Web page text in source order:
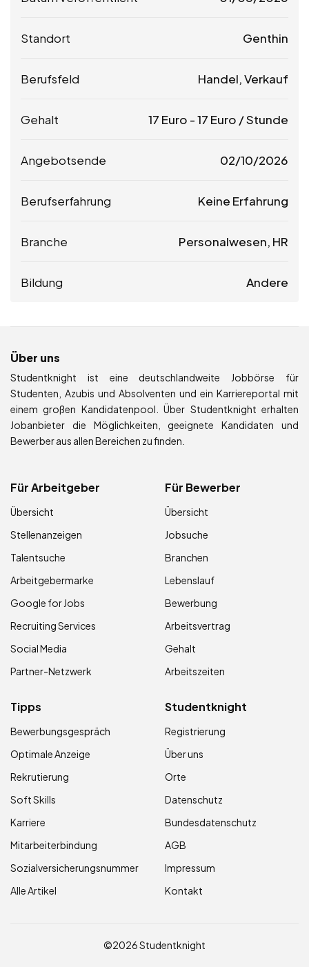
Standort Genthin
Berufsfeld Handel, Verkauf
Gehalt 17 Euro -17 Euro / Stunde
Angebotsende 02/10/2026
Berufserfahrung Keine Erfahrung
Branche Personalwesen, HR
Bildung Andere
Über uns
Studentknight ist eine deutschlandweite Jobbörse für
Studenten, Azubis und Absolventen und ein Karriereportal mit
einem großen Kandidatenpool. Über Studentknight erhalten
Jobanbieter die Möglichkeiten, geeignete Kandidaten und
Bewerber aus allen Bereichen zu finden.
Für Arbeitgeber
Übersicht
Stellenanzeigen
Talentsuche
Arbeitgebermarke
Google for Jobs
Recruiting Services
Social Media
Partner-Netzwerk
Für Bewerber
Übersicht
Jobsuche
Branchen
Lebenslauf
Bewerbung
Arbeitsvertrag
Gehalt
Arbeitszeiten
Tipps
Bewerbungsgespräch
Optimale Anzeige
Rekrutierung
Soft Skills
Karriere
Mitarbeiterbindung
Sozialversicherungsnummer
Alle Artikel
Studentknight
Registrierung
Über uns
Orte
Datenschutz
Bundesdatenschutz
AGB
Impressum
Kontakt
©2026 Studentknight